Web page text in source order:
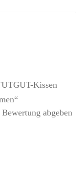
Kissen
abgeben